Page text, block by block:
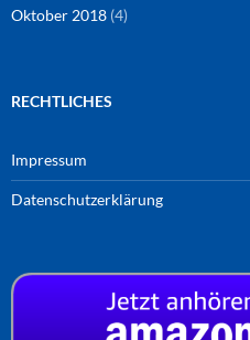
Oktober 2018 (4)
RECHTLICHES
Impressum
Datenschutzerklärung